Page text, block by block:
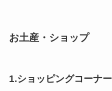
お土産・ショップ
1.ショッピングコーナー